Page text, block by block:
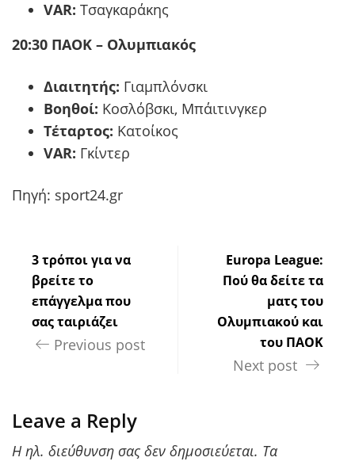
VAR: Τσαγκαράκης
20:30 ΠΑΟΚ – Ολυμπιακός
Διαιτητής: Γιαμπλόνσκι
Βοηθοί: Κοσλόβσκι, Μπάιτινγκερ
Τέταρτος: Κατοίκος
VAR: Γκίντερ
Πηγή: sport24.gr
3 τρόποι για να
βρείτε το
επάγγελμα που
σας ταιριάζει
Previous post
Europa League:
Πού θα δείτε τα
ματς του
Ολυμπιακού και
του ΠΑΟΚ
Next post
Leave a Reply
Η ηλ. διεύθυνση σας δεν δημοσιεύεται. Τα